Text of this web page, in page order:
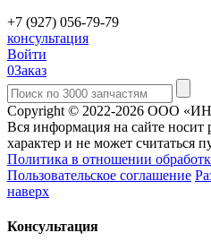
+7 (927) 056-79-79
консультация
Войти
0Заказ
Copyright © 2022-2026 ООО
Вся информация на сайте
характер и не может считаться
Политика в отношении
Пользовательское соглашение
наверх
Консультация